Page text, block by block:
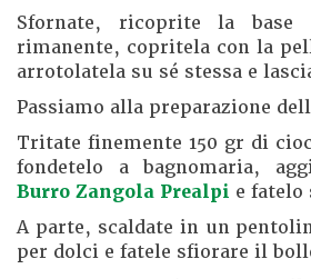
Sfornate, ricoprite la base
rimanente, copritela con la
arrotolatela su sé stessa e
Passiamo alla preparazione
Tritate finemente 150 gr di
fondetelo a bagnomaria,
Burro Zangola Prealpi e fatelo
A parte, scaldate in un
per dolci e fatele sfiorare il